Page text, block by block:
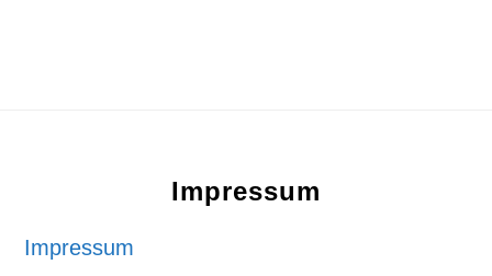
Impressum
Impressum